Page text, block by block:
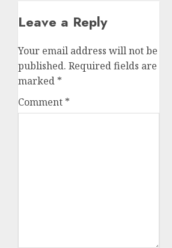
Leave a Reply
Your email address will not be
published. Required fields are
marked *
Comment *